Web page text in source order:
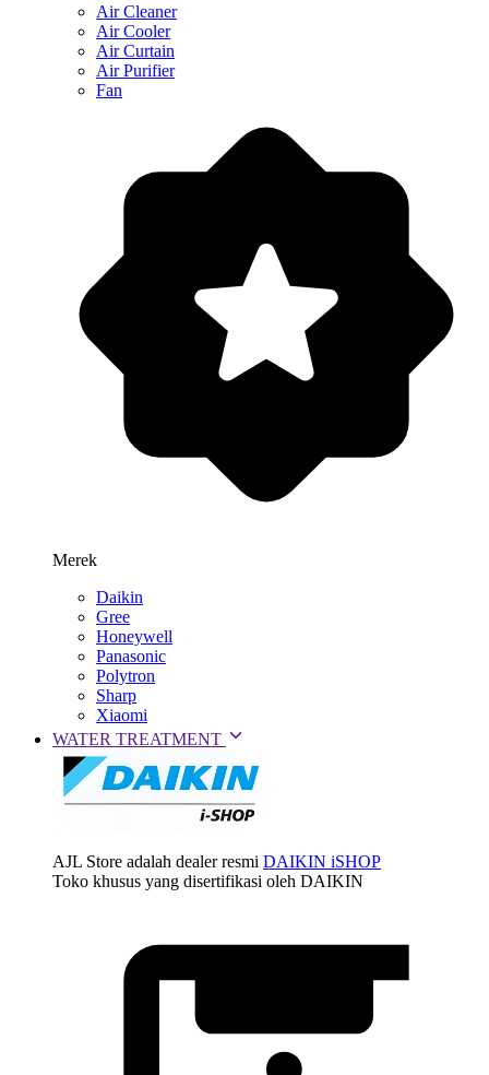
Air Cleaner
Air Cooler
Air Curtain
Air Purifier
Fan
Merek
Daikin
Gree
Honeywell
Panasonic
Polytron
Sharp
Xiaomi
WATER TREATMENT
AJL Store adalah dealer resmi DAIKIN iSHOP
Toko khusus yang disertifikasi oleh DAIKIN